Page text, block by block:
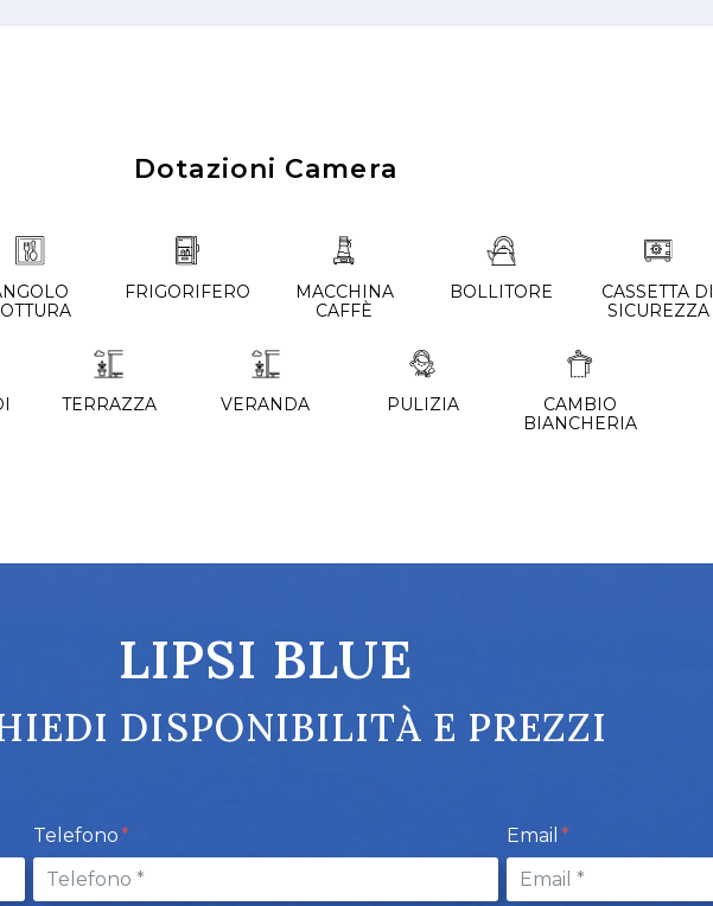
Dotazioni Camera
FRIGORIFERO
MACCHINA
CAFFÈ
BOLLITORE
CASSETTA DI
SICUREZZA
TERRAZZA VERANDA PULIZIA
CAMBIO
BIANCHERIA
LIPSI BLUE
DISPONIBILITÀ E PREZZI
Telefono Email